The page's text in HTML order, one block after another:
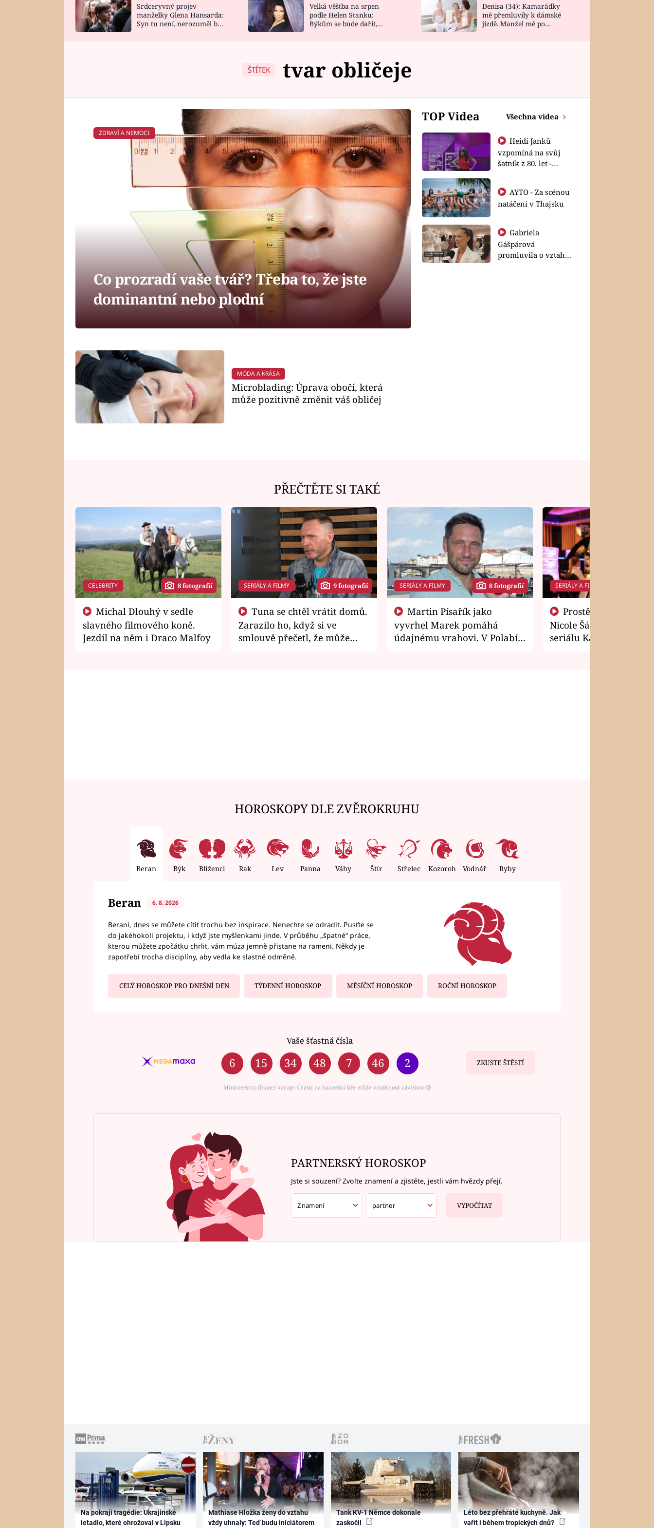
HOROSKOP NA
CELEBRITY
VAŘENÍ
NOVINKY
VIDEORECEPTY
DESIGN
Srdceryvný projev
manželky Glena Hansarda:
Syn tu není, nerozuměl by
Velká věštba na srpen
podle Helen Stanku:
Býkům se bude dařit,
Denisa (34): Kamarádky
mě přemluvily k dámské
jízdě. Manžel mě po
ŠTÍTEK tvar obličeje
TOP Videa Všechna videa
Heidi Janků
vzpomíná na svůj
šatník z 80. let -
natáčení v Thajsku
Gabriela
Gášpárová
promluvila o vztahu
ZDRAVÍ A NEMOCI
Co prozradí vaše tvář? Třeba to, že jste
dominantní nebo plodní
MÓDA A KRÁSA
Microblading: Úprava obočí, která
může pozitivně změnit váš obličej
PŘEČTĚTE SI TAKÉ
CELEBRITY 8 fotografií
slavného filmového koně.
Jezdil na něm i Draco Malfoy
SERIÁLY A FILMY 9 fotografií
Zarazilo ho, když si ve
smlouvě přečetl, že může
SERIÁLY A FILMY 8 fotografií
vyvrhel Marek pomáhá
údajnému vrahovi. V Polabí
SERIÁLY A FILMY
Nicole Šáchová získala
seriálu Kamarádi
HOROSKOPY DLE ZVĚROKRUHU
Beran Býk Blíženci Rak Lev Panna Váhy Štír Střelec Kozoroh Vodnář Ryby
Beran 6. 8. 2026
Berani, dnes se můžete cítit trochu bez inspirace. Nenechte se odradit. Pusťte se
do jakéhokoli projektu, i když jste myšlenkami jinde. V průběhu „špatné“ práce,
kterou můžete zpočátku chrlit, vám múza jemně přistane na rameni. Někdy je
zapotřebí trocha disciplíny, aby vedla ke slastné odměně.
CELÝ HOROSKOP PRO DNEŠNÍ DEN TÝDENNÍ HOROSKOP MĚSÍČNÍ HOROSKOP ROČNÍ HOROSKOP
Vaše šťastná čísla
6 15 34 48 7 46 2 ZKUSTE ŠTĚSTÍ
Ministerstvo financí varuje: Účastí na hazardní hře může vzniknout závislost ⑱
PARTNERSKÝ HOROSKOP
Jste si souzení? Zvolte znamení a zjistěte, jestli vám hvězdy přejí.
VYPOČÍTAT
Na pokraji tragédie: Ukrajinské
letadlo, které ohrožoval v Lipsku
Mathiase Hložka ženy do vztahu
vždy uhnaly: Teď budu iniciátorem
Tank KV-1 Němce dokonale
zaskočil
Léto bez přehřáté kuchyně. Jak
vařit i během tropických dnů?